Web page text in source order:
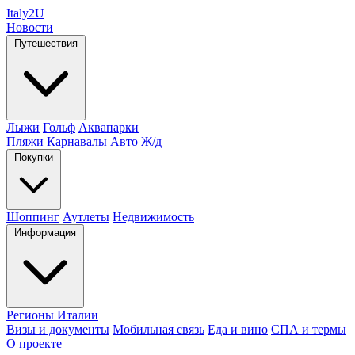
Italy2U
Новости
Путешествия
Лыжи Гольф Аквапарки
Пляжи Карнавалы Авто Ж/д
Покупки
Шоппинг Аутлеты Недвижимость
Информация
Регионы Италии
Визы и документы Мобильная связь Еда и вино СПА и термы
О проекте